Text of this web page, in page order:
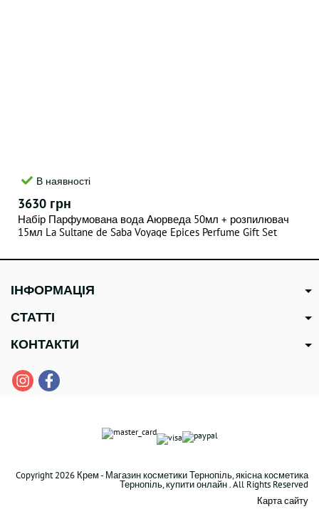
В наявності
3630 грн
Набір Парфумована вода Аюрведа 50мл + розпилювач
15мл La Sultane de Saba Voyage Epices Perfume Gift Set
ІНФОРМАЦІЯ
СТАТТІ
КОНТАКТИ
Copyright 2026 Крем - Магазин косметики Тернопіль, якісна косметика
Тернопіль, купити онлайн . All Rights Reserved
Карта сайту